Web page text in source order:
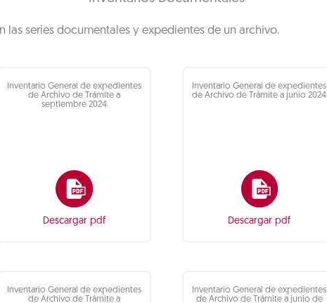
las series documentales y expedientes de un archivo.
Inventario General de expedientes
de Archivo de Trámite a
septiembre 2024
Descargar pdf
Inventario General de expedientes
de Archivo de Trámite a junio 2024
Descargar pdf
Inventario General de expedientes
de Archivo de Trámite a
Inventario General de expedientes
de Archivo de Trámite a junio de